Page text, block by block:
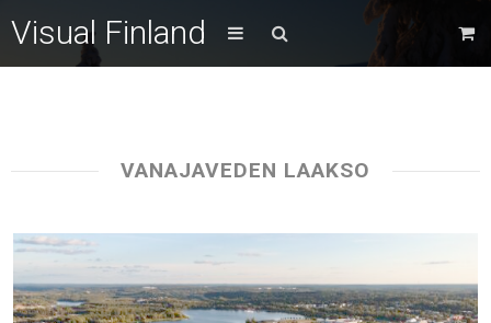
Visual Finland
VANAJAVEDEN LAAKSO